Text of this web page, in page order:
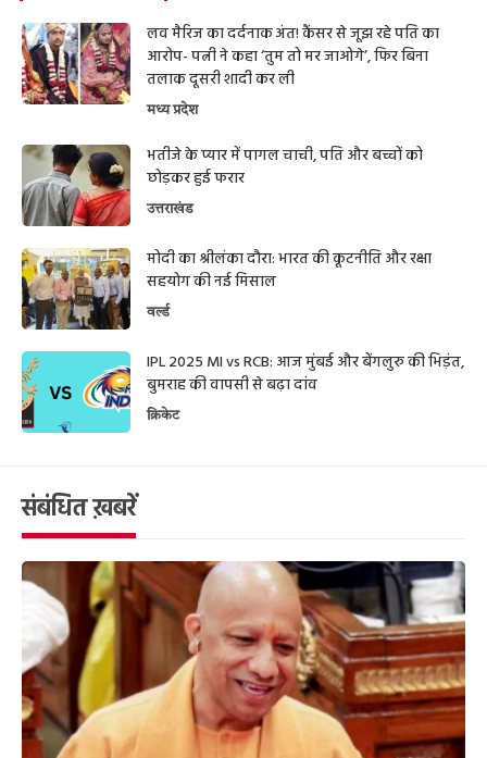
लव मैरिज का दर्दनाक अंत! कैंसर से जूझ रहे पति का
आरोप- पत्नी ने कहा ‘तुम तो मर जाओगे’, फिर बिना
तलाक दूसरी शादी कर ली
मध्य प्रदेश
भतीजे के प्यार में पागल चाची, पति और बच्चों को
छोड़कर हुई फरार
उत्तराखंड
मोदी का श्रीलंका दौरा: भारत की कूटनीति और रक्षा
सहयोग की नई मिसाल
वर्ल्ड
IPL 2025 MI vs RCB: आज मुंबई और बेंगलुरु की भिड़ंत,
बुमराह की वापसी से बढ़ा दांव
क्रिकेट
संबंधित ख़बरें